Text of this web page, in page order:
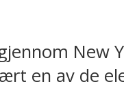
New
en av de